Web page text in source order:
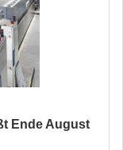
Ende August